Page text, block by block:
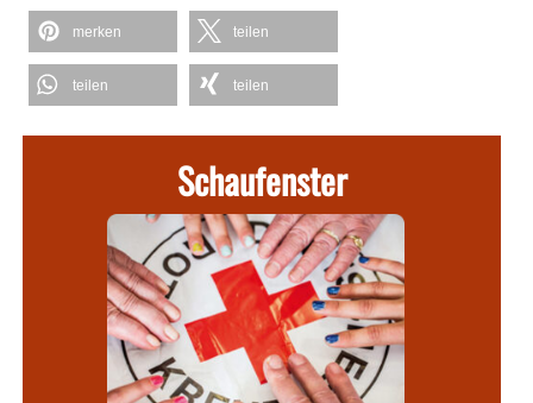
merken teilen
teilen teilen
Schaufenster